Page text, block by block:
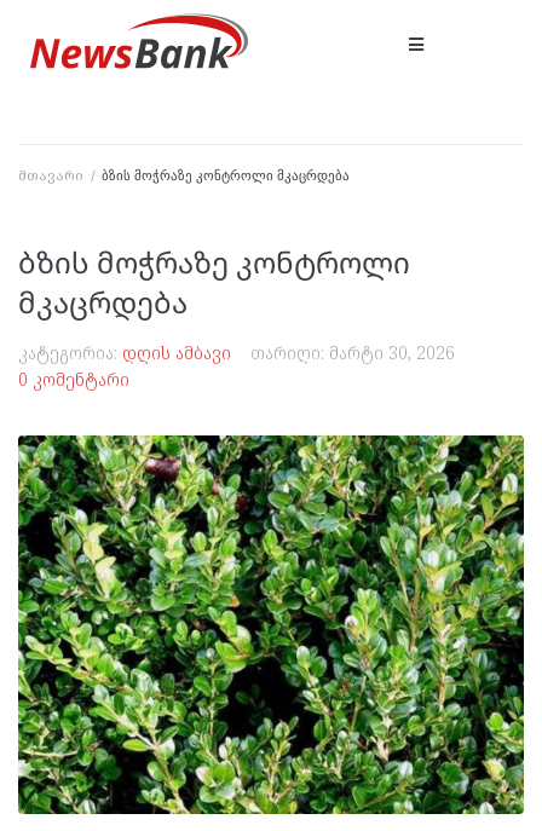
მთავარი / ბზის მოჭრაზე კონტროლი მკაცრდება
ბზის მოჭრაზე კონტროლი
მკაცრდება
კატეგორია: დღის ამბავი თარიღი: მარტი 30, 2026
0 კომენტარი